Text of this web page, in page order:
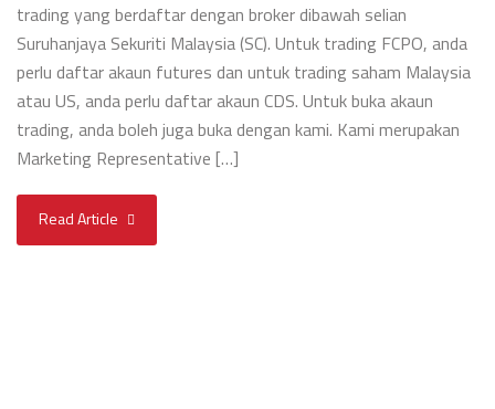
trading yang berdaftar dengan broker dibawah selian
Suruhanjaya Sekuriti Malaysia (SC). Untuk trading FCPO, anda
perlu daftar akaun futures dan untuk trading saham Malaysia
atau US, anda perlu daftar akaun CDS. Untuk buka akaun
trading, anda boleh juga buka dengan kami. Kami merupakan
Marketing Representative […]
Read Article